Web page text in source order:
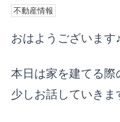
不動産情報
おはようございます♪
本日は家を建てる際
少しお話していきま